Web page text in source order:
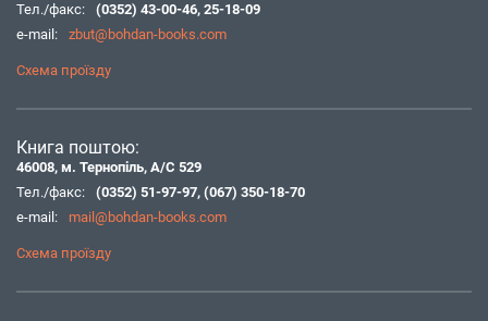
Тел./факс:
(0352) 43-00-46, 25-18-09
e-mail:
zbut@bohdan-books.com
Схема проїзду
Книга поштою:
46008, м. Тернопіль, А/С 529
Тел./факс:
(0352) 51-97-97, (067) 350-18-70
e-mail:
mail@bohdan-books.com
Схема проїзду